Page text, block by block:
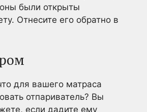
были открыты
Отнесите его обратно в
для вашего матраса
отпариватель? Вы
если дадите ему